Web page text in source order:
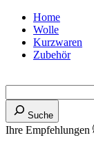
Home
Wolle
Kurzwaren
Zubehör
Suche
Ihre Empfehlungen